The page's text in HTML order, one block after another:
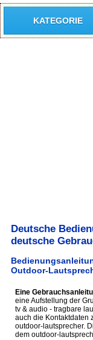
KATEGORIE
Deutsche
deutsche
Outdoor-
Eine
eine Aufstellung der
tv & audio - tragbare
auch die Kontaktdaten
outdoor-lautsprecher.
dem outdoor-